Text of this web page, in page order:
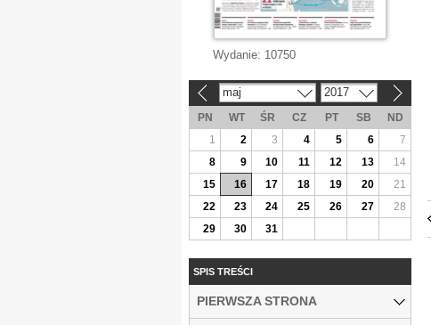
Wydanie: 10750
maj 2017
PN WT ŚR CZ PT SB
ND
1
2 3 4 5 6
7
8
9 10 11 12 13
14
15
16 17 18 19 20
21
22
23 24 25 26 27
28
29
30 31
SPIS TREŚCI
PIERWSZA STRONA